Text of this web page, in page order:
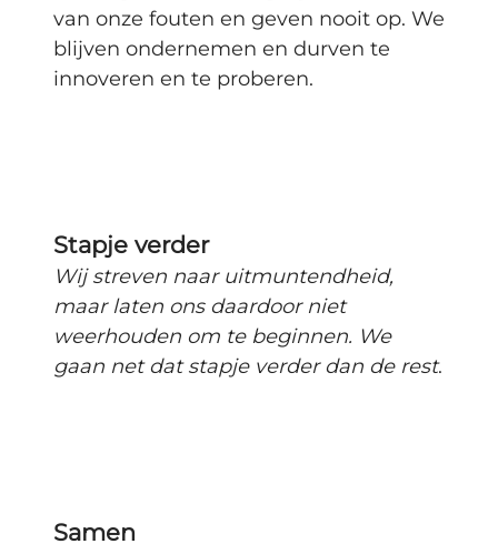
van onze fouten en geven nooit op. We
blijven ondernemen en durven te
innoveren en te proberen.
Stapje verder
Wij streven naar uitmuntendheid,
maar laten ons daardoor niet
weerhouden om te beginnen. We
gaan net dat stapje verder dan de rest.
Samen